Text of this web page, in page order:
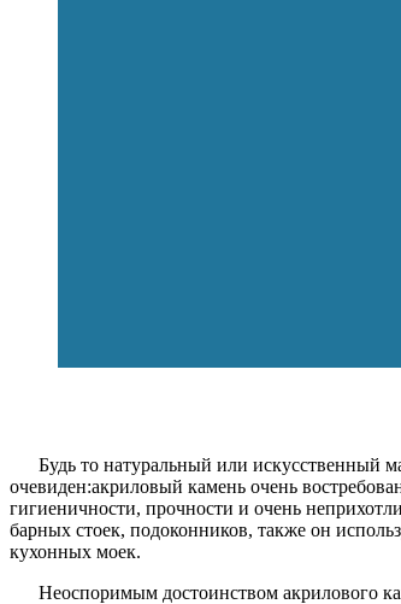
Будь то натуральный или искусственный
очевиден:акриловый камень очень
гигиеничности, прочности и очень
барных стоек, подоконников, также он
кухонных моек.
Неоспоримым достоинством акрилового